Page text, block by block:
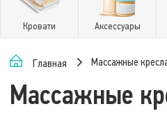
Кровати Аксессуары
Главная Массажные
Массажные